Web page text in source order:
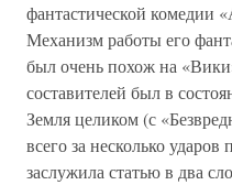
фантастической комедии
Механизм работы его
был очень похож на
составителей был в
Земля целиком (с
всего за несколько
заслужила статью в два